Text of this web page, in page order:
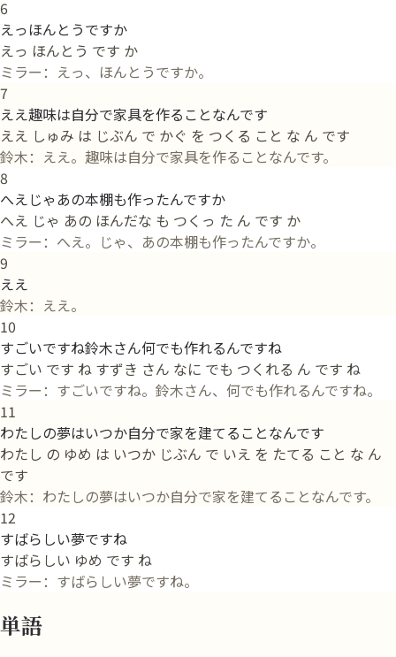
6
えっほんとうですか
えっ ほんとう です か
ミラー：えっ、ほんとうですか。
7
ええ趣味は自分で家具を作ることなんです
ええ しゅみ は じぶん で かぐ を つくる こと な ん です
鈴木：ええ。趣味は自分で家具を作ることなんです。
8
へえじゃあの本棚も作ったんですか
へえ じゃ あの ほんだな も つくっ た ん です か
ミラー：へえ。じゃ、あの本棚も作ったんですか。
9
ええ
鈴木：ええ。
10
すごいですね鈴木さん何でも作れるんですね
すごい です ね すずき さん なに でも つくれる ん です ね
ミラー：すごいですね。鈴木さん、何でも作れるんですね。
11
わたしの夢はいつか自分で家を建てることなんです
わたし の ゆめ は いつか じぶん で いえ を たてる こと な ん
です
鈴木：わたしの夢はいつか自分で家を建てることなんです。
12
すばらしい夢ですね
すばらしい ゆめ です ね
ミラー：すばらしい夢ですね。
単語